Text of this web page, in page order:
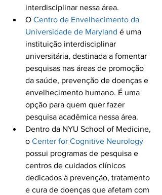
interdisciplinar nessa área.
O Centro de Envelhecimento da
Universidade de Maryland é uma
instituição interdisciplinar
universitária, destinada a fomentar
pesquisas nas áreas de promoção
da saúde, prevenção de doenças e
envelhecimento humano. É uma
opção para quem quer fazer
pesquisa acadêmica nessa área.
Dentro da NYU School of Medicine,
o Center for Cognitive Neurology
possui programas de pesquisa e
centros de cuidados clínicos
dedicados à prevenção, tratamento
e cura de doenças que afetam com